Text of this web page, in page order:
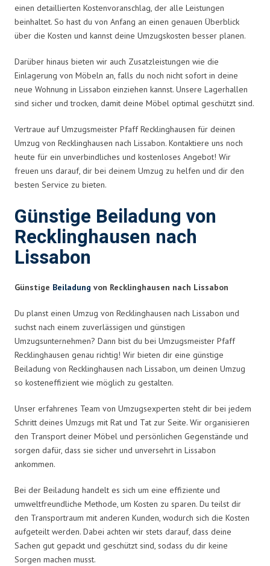
einen detaillierten Kostenvoranschlag, der alle Leistungen
beinhaltet. So hast du von Anfang an einen genauen Überblick
über die Kosten und kannst deine Umzugskosten besser planen.
Darüber hinaus bieten wir auch Zusatzleistungen wie die
Einlagerung von Möbeln an, falls du noch nicht sofort in deine
neue Wohnung in Lissabon einziehen kannst. Unsere Lagerhallen
sind sicher und trocken, damit deine Möbel optimal geschützt sind.
Vertraue auf Umzugsmeister Pfaff Recklinghausen für deinen
Umzug von Recklinghausen nach Lissabon. Kontaktiere uns noch
heute für ein unverbindliches und kostenloses Angebot! Wir
freuen uns darauf, dir bei deinem Umzug zu helfen und dir den
besten Service zu bieten.
Günstige Beiladung von
Recklinghausen nach
Lissabon
Günstige Beiladung von Recklinghausen nach Lissabon
Du planst einen Umzug von Recklinghausen nach Lissabon und
suchst nach einem zuverlässigen und günstigen
Umzugsunternehmen? Dann bist du bei Umzugsmeister Pfaff
Recklinghausen genau richtig! Wir bieten dir eine günstige
Beiladung von Recklinghausen nach Lissabon, um deinen Umzug
so kosteneffizient wie möglich zu gestalten.
Unser erfahrenes Team von Umzugsexperten steht dir bei jedem
Schritt deines Umzugs mit Rat und Tat zur Seite. Wir organisieren
den Transport deiner Möbel und persönlichen Gegenstände und
sorgen dafür, dass sie sicher und unversehrt in Lissabon
ankommen.
Bei der Beiladung handelt es sich um eine effiziente und
umweltfreundliche Methode, um Kosten zu sparen. Du teilst dir
den Transportraum mit anderen Kunden, wodurch sich die Kosten
aufgeteilt werden. Dabei achten wir stets darauf, dass deine
Sachen gut gepackt und geschützt sind, sodass du dir keine
Sorgen machen musst.